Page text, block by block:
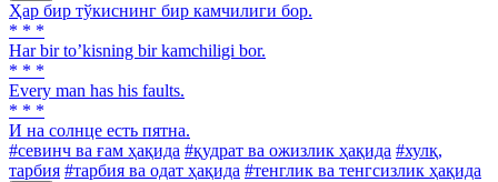
Ҳар бир тўкиснинг бир камчилиги бор.
* * *
Har bir toʼkisning bir kamchiligi bor.
* * *
Every man has his faults.
* * *
И на солнце есть пятна.
#севинч ва ғам ҳақида #қудрат ва ожизлик ҳақида #хулқ,
тарбия #тарбия ва одат ҳақида #тенглик ва тенгсизлик ҳақида